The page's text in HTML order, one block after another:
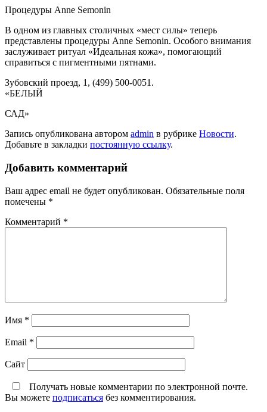
Процедуры Anne Semonin
В одном из главных столичных «мест силы» теперь
представлены процедуры Anne Semonin. Особого внимания
заслуживает ритуал «Идеальная кожа», помогающий
справиться с пигментными пятнами.
Зубовский проезд, 1, (499) 500-0051.
«БЕЛЫЙ
САД»
Запись опубликована автором admin в рубрике Новости.
Добавьте в закладки постоянную ссылку.
Добавить комментарий
Ваш адрес email не будет опубликован. Обязательные поля
помечены *
Комментарий *
Имя *
Email *
Сайт
Получать новые комментарии по электронной почте.
Вы можете подписаться без комментирования.